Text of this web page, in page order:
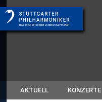
AKTUELL KONZERTE